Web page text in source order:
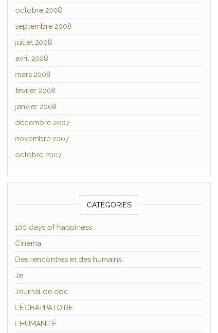
octobre 2008
septembre 2008
juillet 2008
avril 2008
mars 2008
février 2008
janvier 2008
décembre 2007
novembre 2007
octobre 2007
CATÉGORIES
100 days of happiness
Cinéma
Des rencontres et des humains
Je
Journal de doc
L'ÉCHAPPATOIRE
L'HUMANITÉ